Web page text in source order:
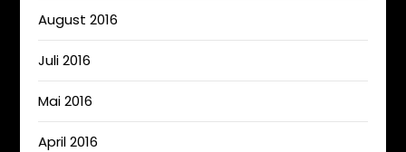
August 2016
Juli 2016
Mai 2016
April 2016